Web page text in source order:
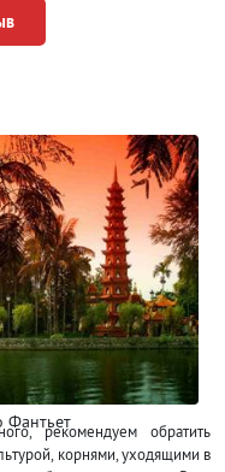
Фантьетрекомендуем обратить
корнями, уходящими в